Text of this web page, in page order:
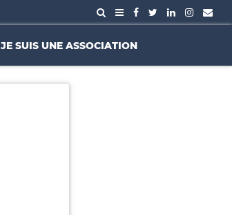
JE SUIS UNE ASSOCIATION